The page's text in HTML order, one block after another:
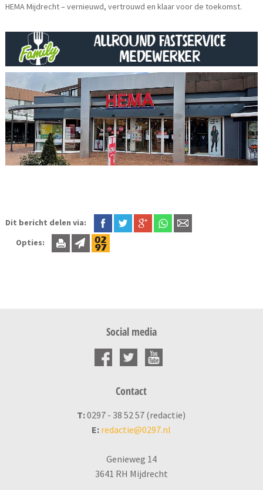
HEMA Mijdrecht – vernieuwd, vertrouwd en klaar voor de toekomst.
Dit bericht delen via:
Opties:
Social media
Contact
T:0297 - 38 52 57 (redactie)
E: redactie@0297.nl
Genieweg 14
3641 RH Mijdrecht